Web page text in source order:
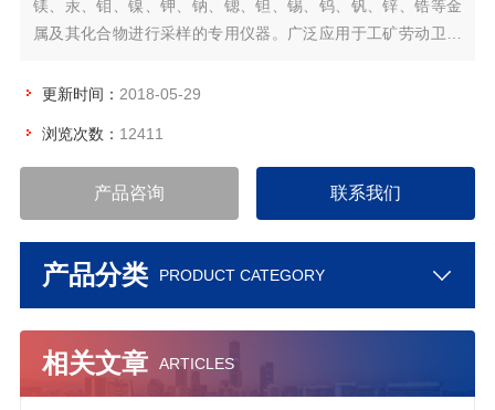
镁、汞、钼、镍、钾、钠、锶、钽、锡、钨、钒、锌、锆等金
属及其化合物进行采样的专用仪器。广泛应用于工矿劳动卫生
液晶显示、菜单操作、电脑计时等功能，从而使仪器显得美
准确、使用方便等优点。
更新时间： 2018-05-29
浏览次数： 12411
产品咨询 联系我们
产品分类 PRODUCT CATEGORY
相关文章 ARTICLES